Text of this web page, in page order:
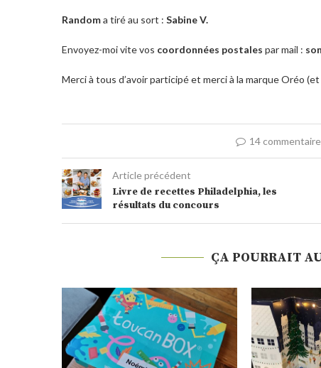
Randoma tiré au sort : Sabine V.
Envoyez-moi vite vos coordonnées postales par mail :
Merci à tous d’avoir participé et merci à la marque Oréo (et
14
Article précédent
Livre de recettes Philadelphia, les
résultats du concours
ÇA POURRAIT